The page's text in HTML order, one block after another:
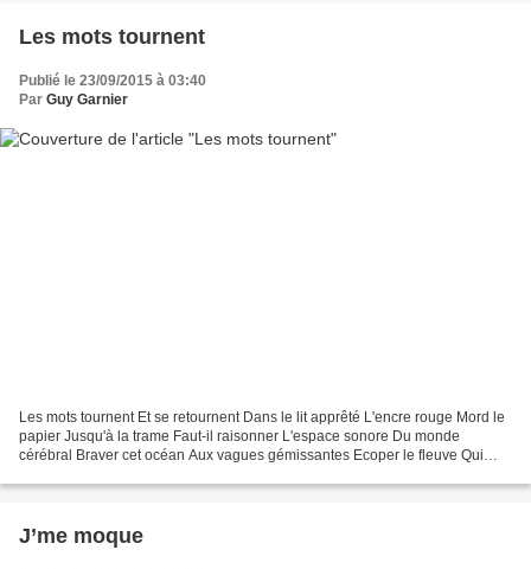
Les mots tournent
Publié le 23/09/2015 à 03:40
Par Guy Garnier
Les mots tournent Et se retournent Dans le lit apprêté L'encre rouge Mord le
papier Jusqu'à la trame Faut-il raisonner L'espace sonore Du monde
cérébral Braver cet océan Aux vagues gémissantes Ecoper le fleuve Qui
J’me moque